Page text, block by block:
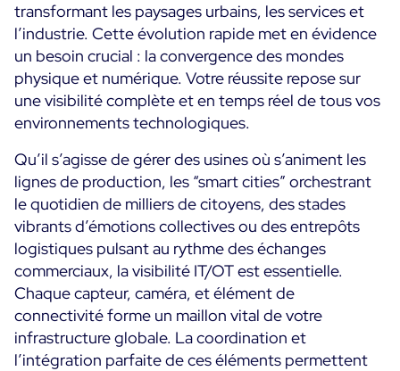
Centreon Experience Monitoring - Essai Gratuit
Cas d’usage
Convergence IT & OT
Observabilité
Performance Web
Supervision des Conteneurs
Supervision du Cloud
Supervision réseau
Témoignages Clients
MSP
Logistique & Commerce
Santé
Education
Public
Toutes
Technologies
AWS
Cisco Meraki
Google Cloud Platform
Kubernetes
Microsoft 365
Microsoft Azure
POURQUOI CENTREON
Notre vision
Bénéfices
transformant les paysages urbains, les services et
l’industrie. Cette évolution rapide met en évidence
un besoin crucial : la convergence des mondes
physique et numérique. Votre réussite repose sur
une visibilité complète et en temps réel de tous vos
environnements technologiques.
Qu’il s’agisse de gérer des usines où s’animent les
lignes de production, les “smart cities” orchestrant
le quotidien de milliers de citoyens, des stades
vibrants d’émotions collectives ou des entrepôts
logistiques pulsant au rythme des échanges
commerciaux, la visibilité IT/OT est essentielle.
Chaque capteur, caméra, et élément de
connectivité forme un maillon vital de votre
infrastructure globale. La coordination et
l’intégration parfaite de ces éléments permettent